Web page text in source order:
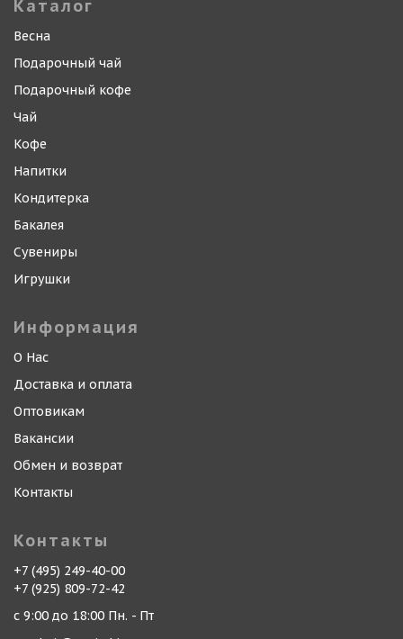
Каталог
Весна
Подарочный чай
Подарочный кофе
Чай
Кофе
Напитки
Кондитерка
Бакалея
Сувениры
Игрушки
Информация
О Нас
Доставка и оплата
Оптовикам
Вакансии
Обмен и возврат
Контакты
Контакты
+7 (495) 249-40-00
+7 (925) 809-72-42
с 9:00 до 18:00 Пн. - Пт